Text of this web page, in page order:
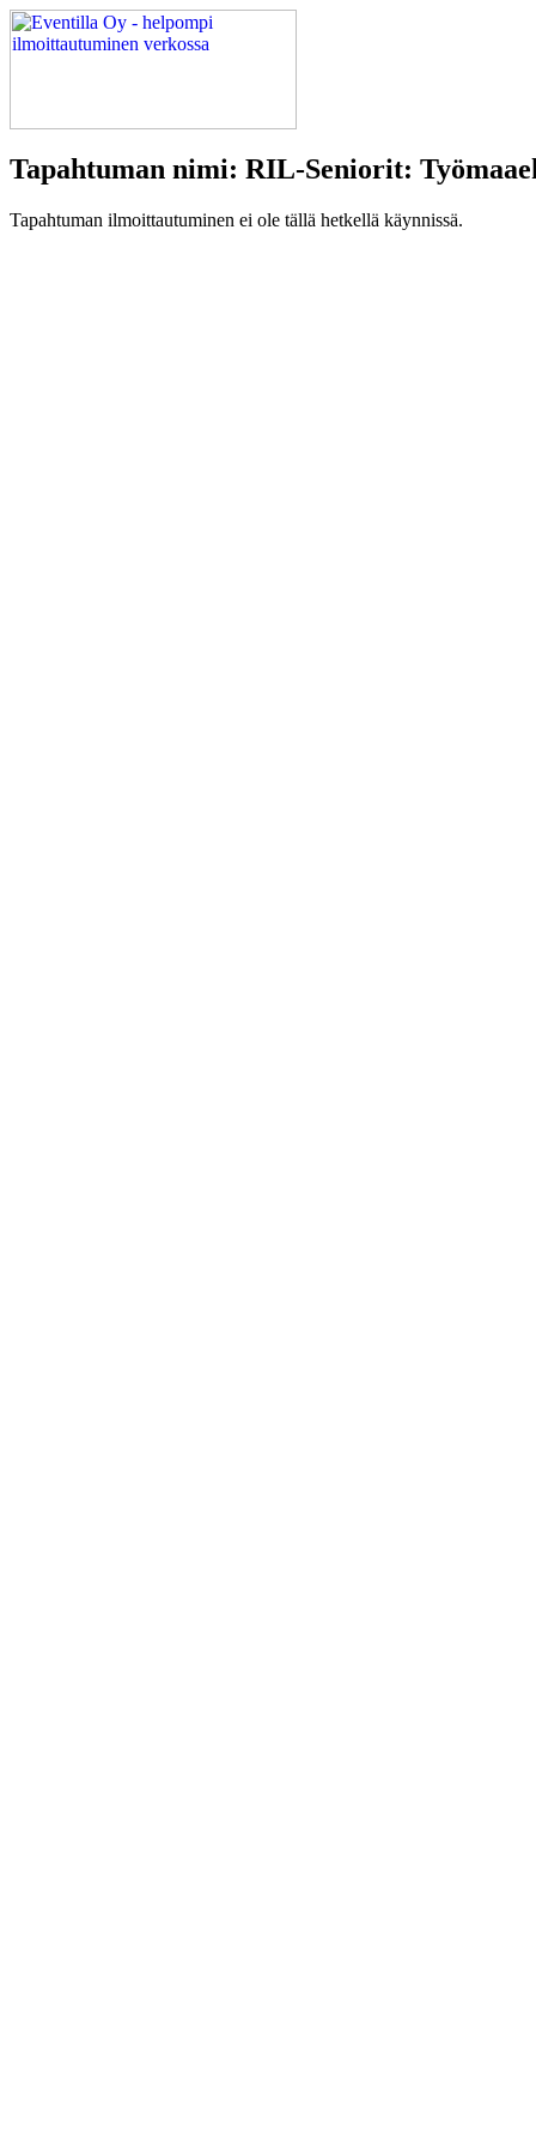
Tapahtuman nimi: RIL-Seniorit:
Tapahtuman ilmoittautuminen ei ole tällä hetkellä käynnissä.